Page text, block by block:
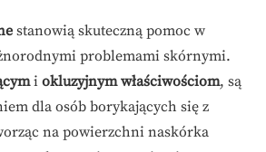
stanowią skuteczną pomoc w
problemami skórnymi.
i okluzyjnym właściwościom, są
dla osób borykających się z
na powierzchni naskórka